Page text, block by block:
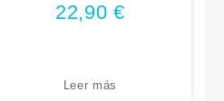
22,90€
Leer más